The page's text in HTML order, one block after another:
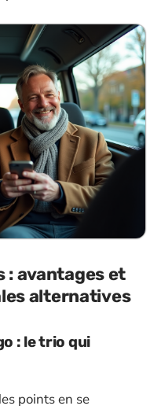
: avantages et
alternatives
: le trio qui
points en se